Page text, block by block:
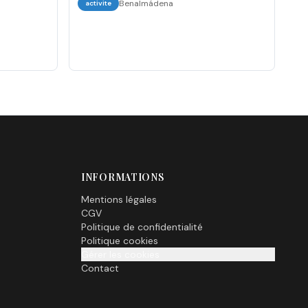
activite Benalmádena
INFORMATIONS
Mentions légales
CGV
Politique de confidentialité
Politique cookies
Contact